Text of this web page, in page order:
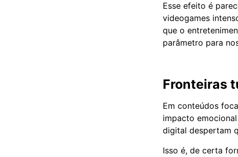
Esse efeito é
videogames
que o
parâmetro para
Fronteiras
Em conteúdos
impacto
digital despertam
Isso é, de certa